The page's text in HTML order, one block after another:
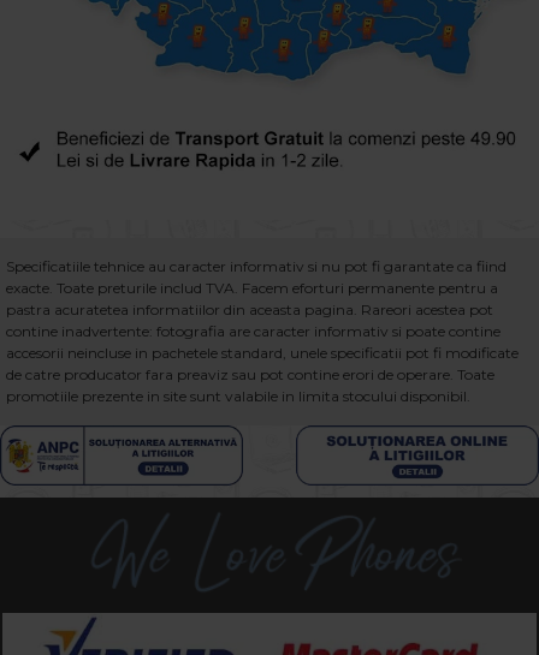
Specificatiile tehnice au caracter informativ si nu pot fi garantate ca fiind
exacte. Toate preturile includ TVA. Facem eforturi permanente pentru a
pastra acuratetea informatiilor din aceasta pagina. Rareori acestea pot
contine inadvertente: fotografia are caracter informativ si poate contine
accesorii neincluse in pachetele standard, unele specificatii pot fi modificate
de catre producator fara preaviz sau pot contine erori de operare. Toate
promotiile prezente in site sunt valabile in limita stocului disponibil.